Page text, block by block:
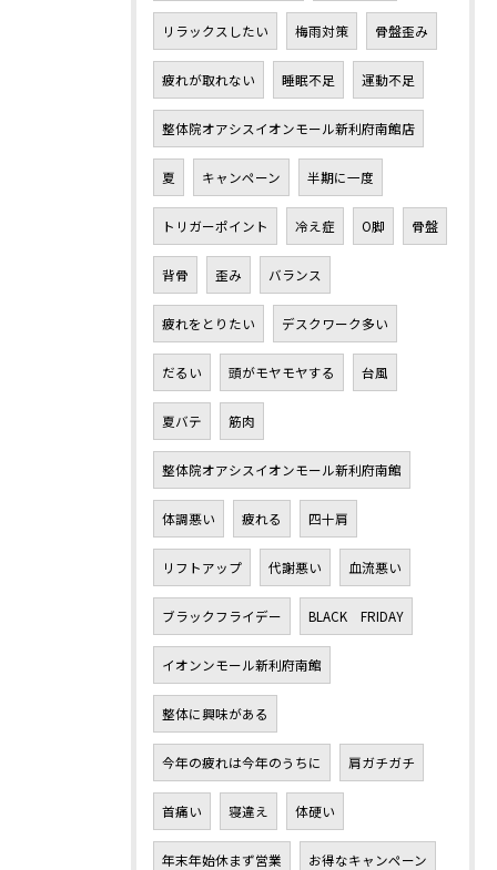
リラックスしたい 梅雨対策 骨盤歪み
疲れが取れない 睡眠不足 運動不足
整体院オアシスイオンモール新利府南館店
夏 キャンペーン 半期に一度
トリガーポイント 冷え症 O脚 骨盤
背骨 歪み バランス
疲れをとりたい デスクワーク多い
だるい 頭がモヤモヤする 台風
夏バテ 筋肉
整体院オアシスイオンモール新利府南館
体調悪い 疲れる 四十肩
リフトアップ 代謝悪い 血流悪い
ブラックフライデー BLACK FRIDAY
イオンンモール新利府南館
整体に興味がある
今年の疲れは今年のうちに 肩ガチガチ
首痛い 寝違え 体硬い
年末年始休まず営業 お得なキャンペーン